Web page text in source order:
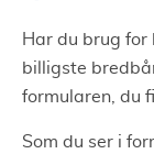
Har du brug
billigste
formularen, du
Som du ser i